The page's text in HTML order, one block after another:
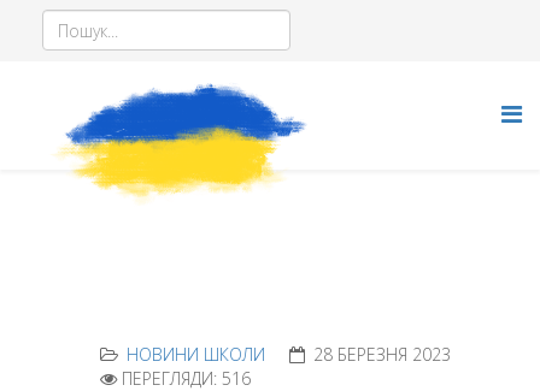
НОВИНИ ШКОЛИ
28 БЕРЕЗНЯ 2023
ПЕРЕГЛЯДИ: 516